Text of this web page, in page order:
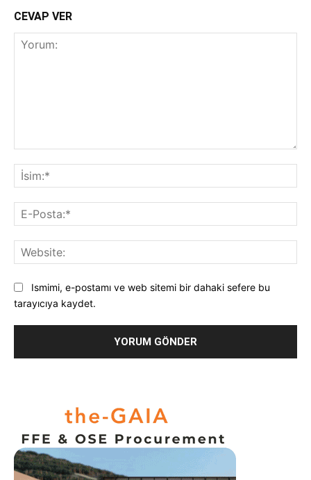
CEVAP VER
Ismimi, e-postamı ve web sitemi bir dahaki sefere bu
tarayıcıya kaydet.